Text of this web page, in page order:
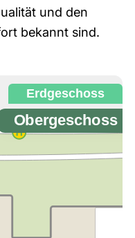
und den
bekannt sind.